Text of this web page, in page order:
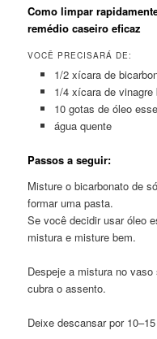
Como limpar
remédio caseiro eficaz
VOCÊ PRECISARÁ DE:
1/2 xícara de
1/4 xícara de vinagre
10 gotas de óleo
água quente
Passos a seguir:
Misture o bicarbonato de
formar uma pasta.
Se você decidir usar óleo
mistura e misture bem.
Despeje a mistura no
cubra o assento.
Deixe descansar por